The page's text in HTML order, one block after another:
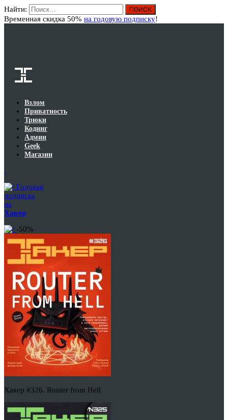
Найти:
Временная скидка 50% на годовую подписку!
Взлом
Приватность
Трюки
Кодинг
Админ
Geek
Магазин
Годовая
подписка
на
Хакер
-50%
Хакер #326. Router from Hell